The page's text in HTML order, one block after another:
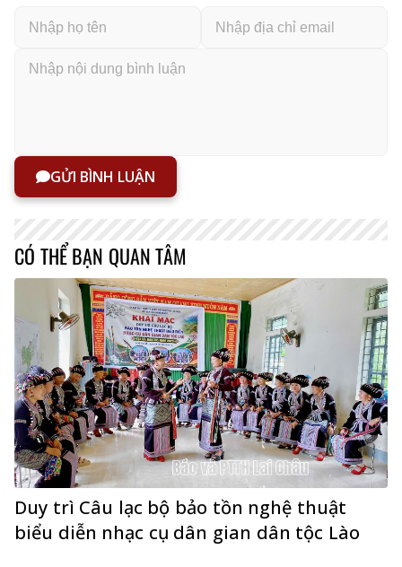
GỬI BÌNH LUẬN
CÓ THỂ BẠN QUAN TÂM
Duy trì Câu lạc bộ bảo tồn nghệ thuật
biểu diễn nhạc cụ dân gian dân tộc Lào